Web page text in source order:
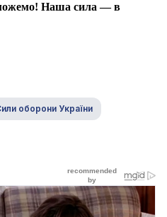
Наша сила — в
оборони України